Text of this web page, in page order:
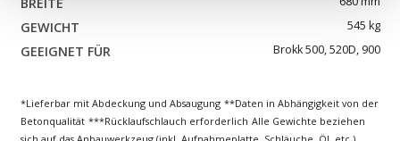
545 kg
Brokk 500, 520D, 900
*Lieferbar mit Abdeckung und Absaugung **Daten in Abhängigkeit von der
Betonqualität ***Rücklaufschlauch erforderlich Alle Gewichte beziehen